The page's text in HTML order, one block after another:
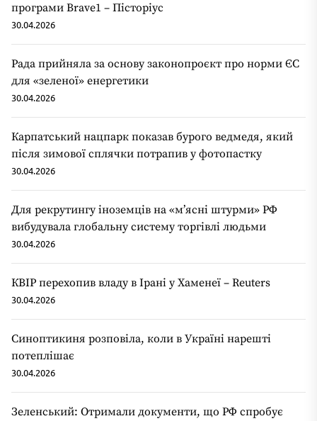
програми Brave1 – Пісторіус
30.04.2026
Рада прийняла за основу законопроєкт про норми ЄС
для «зеленої» енергетики
30.04.2026
Карпатський нацпарк показав бурого ведмедя, який
після зимової сплячки потрапив у фотопастку
30.04.2026
Для рекрутингу іноземців на «мʼясні штурми» РФ
вибудувала глобальну систему торгівлі людьми
30.04.2026
КВІР перехопив владу в Ірані у Хаменеї – Reuters
30.04.2026
Синоптикиня розповіла, коли в Україні нарешті
потеплішає
30.04.2026
Зеленський: Отримали документи, що РФ спробує